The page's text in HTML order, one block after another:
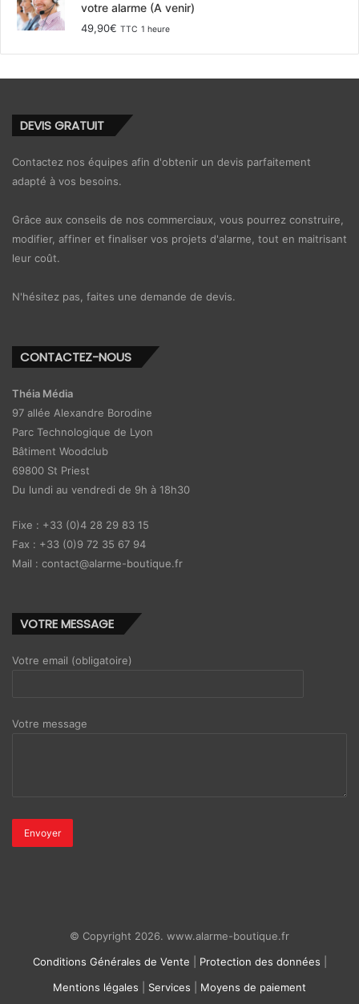
votre alarme (A venir)
49,90€ TTC 1 heure
DEVIS GRATUIT
Contactez nos équipes afin d'obtenir un devis parfaitement
adapté à vos besoins.
Grâce aux conseils de nos commerciaux, vous pourrez construire,
modifier, affiner et finaliser vos projets d'alarme, tout en maitrisant
leur coût.
N'hésitez pas, faites une demande de devis.
CONTACTEZ-NOUS
Théia Média
97 allée Alexandre Borodine
Parc Technologique de Lyon
Bâtiment Woodclub
69800 St Priest
Du lundi au vendredi de 9h à 18h30
Fixe : +33 (0)4 28 29 83 15
Fax : +33 (0)9 72 35 67 94
Mail : contact@alarme-boutique.fr
VOTRE MESSAGE
Votre email (obligatoire)
Votre message
© Copyright 2026. www.alarme-boutique.fr
Conditions Générales de Vente
Protection des données
Mentions légales
Services Moyens de paiement